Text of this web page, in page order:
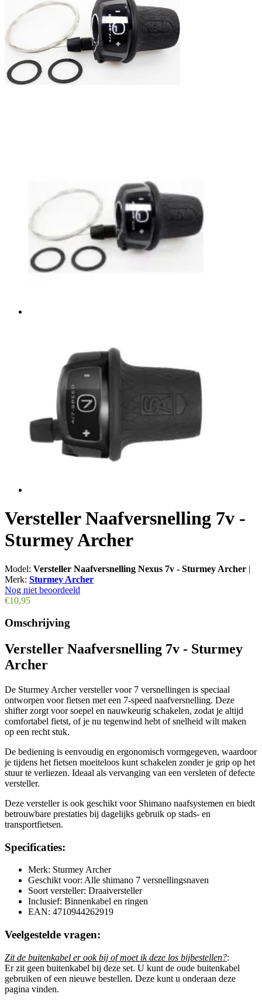
Versteller Naafversnelling 7v -
Sturmey Archer
Model: Versteller Naafversnelling Nexus 7v - Sturmey Archer |
Merk: Sturmey Archer
Nog niet beoordeeld
€10,95
Omschrijving
Versteller Naafversnelling 7v - Sturmey
Archer
De Sturmey Archer versteller voor 7 versnellingen is speciaal
ontworpen voor fietsen met een 7-speed naafversnelling. Deze
shifter zorgt voor soepel en nauwkeurig schakelen, zodat je altijd
comfortabel fietst, of je nu tegenwind hebt of snelheid wilt maken
op een recht stuk.
De bediening is eenvoudig en ergonomisch vormgegeven, waardoor
je tijdens het fietsen moeiteloos kunt schakelen zonder je grip op het
stuur te verliezen. Ideaal als vervanging van een versleten of defecte
versteller.
Deze versteller is ook geschikt voor Shimano naafsystemen en biedt
betrouwbare prestaties bij dagelijks gebruik op stads- en
transportfietsen.
Specificaties:
Merk: Sturmey Archer
Geschikt voor: Alle shimano 7 versnellingsnaven
Soort versteller: Draaiversteller
Inclusief: Binnenkabel en ringen
EAN: 4710944262919
Veelgestelde vragen:
Zit de buitenkabel er ook bij of moet ik deze los bijbestellen?:
Er zit geen buitenkabel bij deze set. U kunt de oude buitenkabel
gebruiken of een nieuwe bestellen. Deze kunt u onderaan deze
pagina vinden.